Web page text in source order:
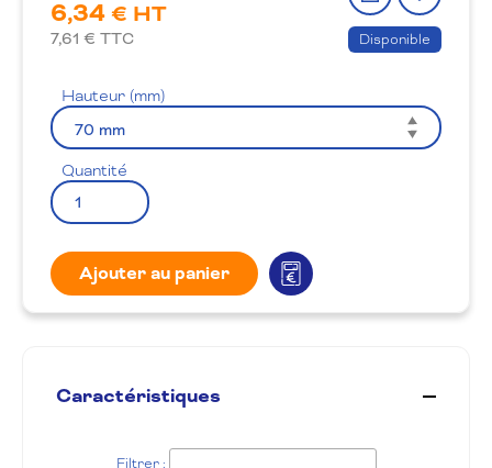
6,34€ HT
7,61 € TTC
le
produit
à
la
Disponible
Hauteur (mm)
Quantité
Ajouter au panier
Caractéristiques
Filtrer :